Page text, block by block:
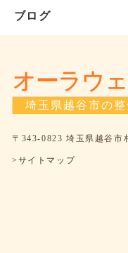
ブログ
〒343-0823 埼玉県越谷市
>サイトマップ